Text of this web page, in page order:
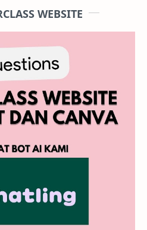
WEBSITE